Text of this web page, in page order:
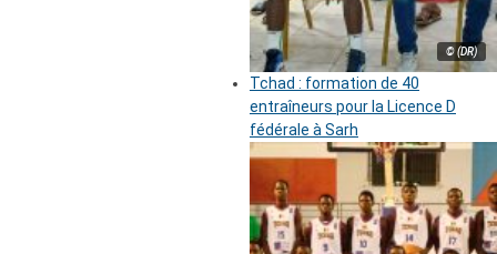
© (DR)
Tchad : formation de 40
entraîneurs pour la Licence D
fédérale à Sarh